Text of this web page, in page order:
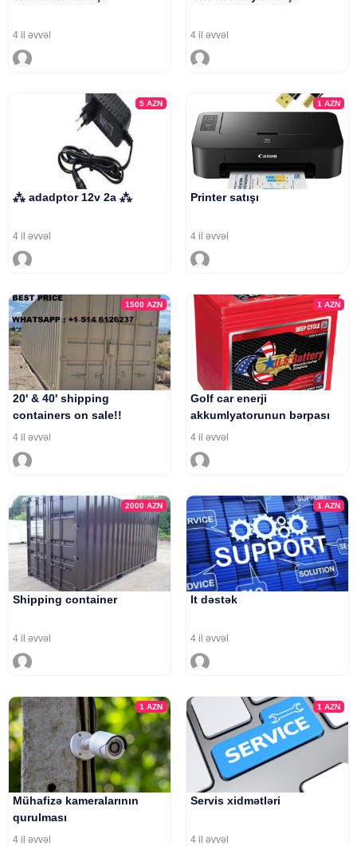
4 il əvvəl 4 il əvvəl
5AZN
⁂ adadptor 12v 2a ⁂
4 il əvvəl
1 AZN
Printer satışı
4 il əvvəl
1500AZN
20' & 40' shipping
containers on sale!!
whatsapp +1 514 6126237
4 il əvvəl
1 AZN
Golf car enerji
akkumlyatorunun bərpası
4 il əvvəl
2000AZN
Shipping container
4 il əvvəl
1 AZN
It dəstək
4 il əvvəl
1AZN
Mühafizə kameralarının
qurulması
4 il əvvəl
1 AZN
Servis xidmətləri
4 il əvvəl